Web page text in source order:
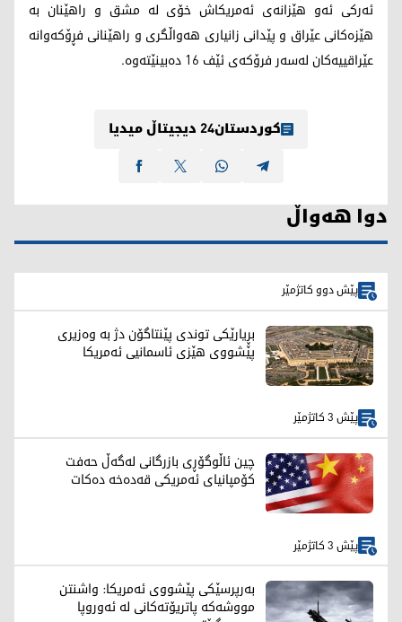
ئەركی ئەو ھێزانەی ئەمریكاش خۆی لە مشق و راھێنان بە
ھێزەكانی عێراق و پێدانی زانیاری ھەواڵگری و راھێنانی فڕۆكەوانە
عێراقییەكان لەسەر فرۆكەی ئێف 16 دەبینێتەوە.
کوردستان24 دیجیتاڵ میدیا
دوا هەواڵ
پێش دوو کاتژمێر
بڕیارێکی توندی پێنتاگۆن دژ بە وەزیری
پێشووی هێزی ئاسمانیی ئەمریکا
پێش 3 کاتژمێر
چین ئاڵوگۆڕی بازرگانی لەگەڵ حەفت
کۆمپانیای ئەمریکی قەدەخە دەکات
پێش 3 کاتژمێر
بەرپرسێکی پێشووی ئەمریکا: واشنتن
مووشەکە پاتریۆتەکانی لە ئەوروپا